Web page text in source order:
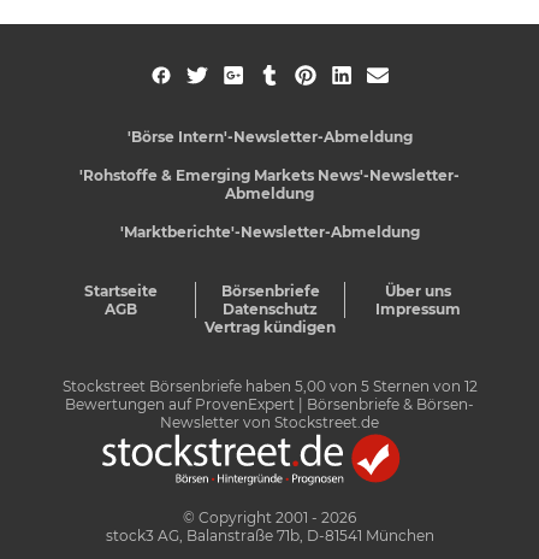
'Börse Intern'-Newsletter-Abmeldung
'Rohstoffe & Emerging Markets News'-Newsletter-
Abmeldung
'Marktberichte'-Newsletter-Abmeldung
Startseite Börsenbriefe
Über uns
AGB
Datenschutz
Impressum
Vertrag kündigen
Stockstreet Börsenbriefe haben 5,00von 5Sternen von 12
Bewertungen auf ProvenExpert
| Börsenbriefe & Börsen-
Newsletter von Stockstreet.de
© Copyright 2001 - 2026
stock3 AG, Balanstraße 71b, D-81541 München